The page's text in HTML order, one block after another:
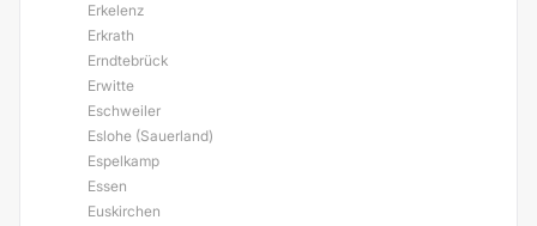
Erkelenz
Erkrath
Erndtebrück
Erwitte
Eschweiler
Eslohe (Sauerland)
Espelkamp
Essen
Euskirchen